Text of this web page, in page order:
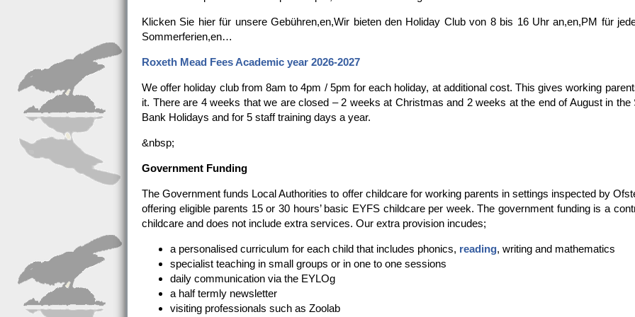
Klicken Sie hier für unsere Gebühren,en,Wir bieten den Holiday Club von 8 bis 16 Uhr an,en,PM für
Sommerferien,en…
Roxeth Mead Fees Academic year 2026-2027
We offer holiday club from 8am to 4pm / 5pm for each holiday, at additional cost. This gives working
it. There are 4 weeks that we are closed – 2 weeks at Christmas and 2 weeks at the end of August in
Bank Holidays and for 5 staff training days a year.
&nbsp;
Government Funding
The Government funds Local Authorities to offer childcare for working parents in settings inspected by
offering eligible parents 15 or 30 hours’ basic EYFS childcare per week. The government funding is a
childcare and does not include extra services. Our extra provision incudes;
a personalised curriculum for each child that includes phonics, reading, writing and mathematics
specialist teaching in small groups or in one to one sessions
daily communication via the EYLOg
a half termly newsletter
visiting professionals such as Zoolab